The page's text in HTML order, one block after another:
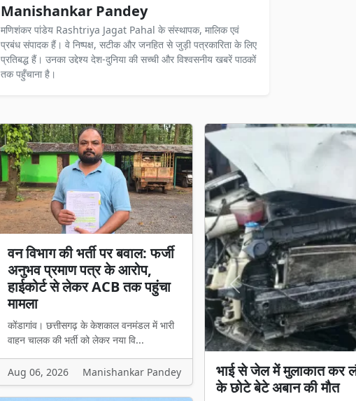
Manishankar Pandey
मणिशंकर पांडेय Rashtriya Jagat Pahal के संस्थापक, मालिक एवं
प्रबंध संपादक हैं। वे निष्पक्ष, सटीक और जनहित से जुड़ी पत्रकारिता के लिए
प्रतिबद्ध हैं। उनका उद्देश्य देश-दुनिया की सच्ची और विश्वसनीय खबरें पाठकों
तक पहुँचाना है।
वन विभाग की भर्ती पर बवाल: फर्जी
अनुभव प्रमाण पत्र के आरोप,
हाईकोर्ट से लेकर ACB तक पहुंचा
मामला
कोंडागांव। छत्तीसगढ़ के केशकाल वनमंडल में भारी
वाहन चालक की भर्ती को लेकर नया वि...
Aug 06, 2026 Manishankar Pandey
वन विभाग की भर्ती पर
लेकर ACB तक पहुंचा मामला
Previous